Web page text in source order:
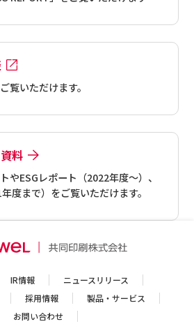
覧いただけます。
料
やESGレポート（2022年度～）、
度まで）をご覧いただけます。
IR情報
ニュースリリース
採用情報
製品・サービス
お問い合わせ